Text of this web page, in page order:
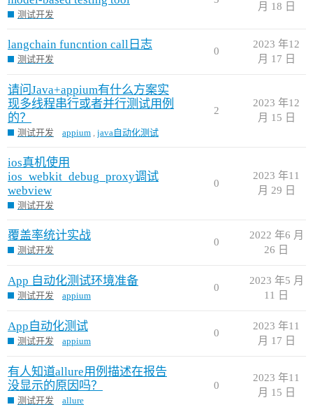
测试开发
月 18 日
langchain funcntion call日志
测试开发
0
2023 年12
月 17 日
请问Java+appium有什么方案实
现多线程串行或者并行测试用例
的？
测试开发 appium ,java自动化测试
2
2023 年12
月 15 日
ios真机使用
ios_webkit_debug_proxy调试
webview
测试开发
0
2023 年11
月 29 日
覆盖率统计实战
测试开发
0
2022 年6 月
26 日
App 自动化测试环境准备
测试开发 appium
0
2023 年5 月
11 日
App自动化测试
测试开发 appium
0
2023 年11
月 17 日
有人知道allure用例描述在报告
没显示的原因吗？
测试开发 allure
0
2023 年11
月 15 日